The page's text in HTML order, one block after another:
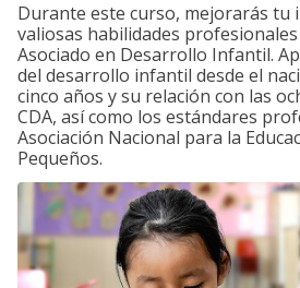
Durante este curso, mejorarás tu
valiosas habilidades
Asociado en Desarrollo Infantil.
del desarrollo infantil desde el
cinco años y su relación con las
CDA, así como los estándares
Asociación Nacional para la
Pequeños.